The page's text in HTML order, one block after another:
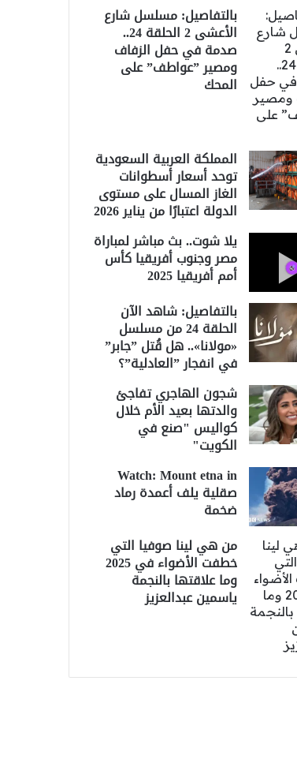
بالتفاصيل: مسلسل شارع
الأعشى 2 الحلقة 24..
صدمة في حفل الزفاف
ومصير ”عواطف” على
المحك
المملكة العربية السعودية
توحد أسعار أسطوانات
الغاز المسال على مستوى
الدولة اعتبارًا من يناير 2026
يلا شوت.. بث مباشر لمباراة
مصر وجنوب أفريقيا كأس
أمم أفريقيا 2025
بالتفاصيل: شاهد الآن
الحلقة 24 من مسلسل
«مولانا».. هل قُتل ”جابر”
في انفجار ”العادلية”؟
شجون الهاجري تفاجئ
والدتها بعيد الأم خلال
كواليس "صنع في
الكويت"
Watch: Mount etna in
صقلية يلف أعمدة رماد
ضخمة
من هي لينا صوفيا التي
خطفت الأضواء في 2025
وما علاقتها بالنجمة
ياسمين عبدالعزيز